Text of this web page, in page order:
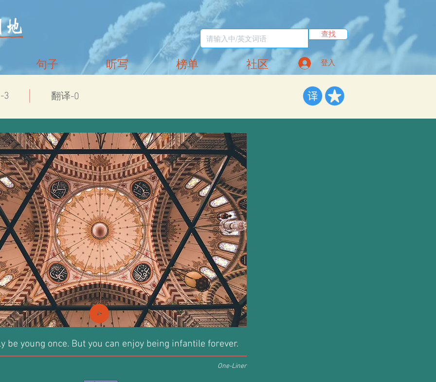
查找
登入
句子 听写 榜单 社区
3 翻译-0
be young once. But you can enjoy being infantile forever.
One-Liner